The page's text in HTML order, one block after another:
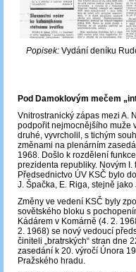
Popisek: Vydání deníku
Pod Damoklovým mečem
Vnitrostranický zápas mezi A.
podpořit nejmocnějšího muže
druhé, vyvrcholil, s tichým
změnami na plenárním
1968. Došlo k rozdělení
prezidenta republiky. Novým
Předsednictvo ÚV KSČ bylo
J. Špačka, E. Riga, stejně jako
Změny ve vedení KSČ byly
sovětského bloku s
Kádárem v Komárně (4. 2.
2. 1968) se nový vedoucí
činiteli „bratrských“ stran dne
zasedání k 20. výročí Února
Pražského hradu.